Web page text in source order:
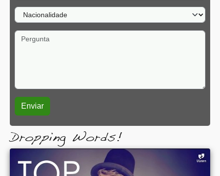
Nacionalidade
Pergunta
Dropping Words!